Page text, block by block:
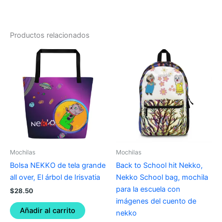
Productos relacionados
Mochilas
Bolsa NEKKO de tela grande
all over, El árbol de Irisvatia
$28.50
Añadir al carrito
Mochilas
Back to School hit Nekko,
Nekko School bag, mochila
para la escuela con
imágenes del cuento de
nekko